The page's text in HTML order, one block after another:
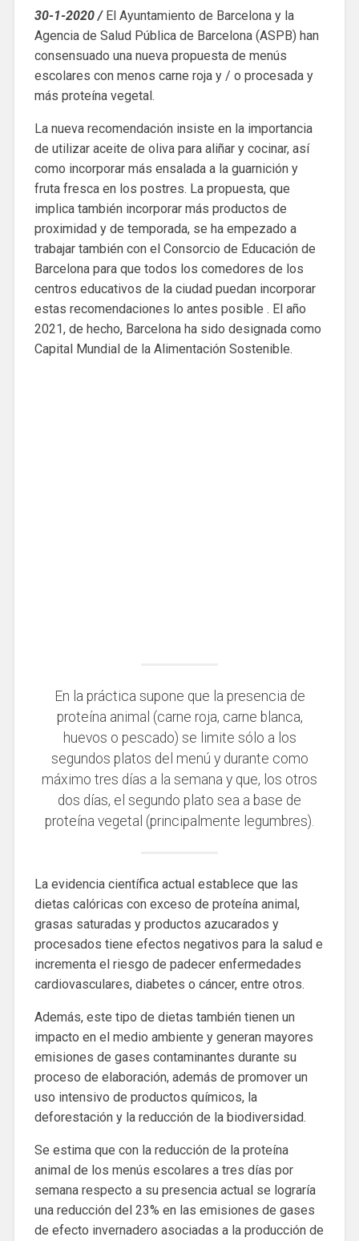
30-1-2020 /El Ayuntamiento de Barcelona y la
Agencia de Salud Pública de Barcelona (ASPB) han
consensuado una nueva propuesta de menús
escolares con menos carne roja y / o procesada y
más proteína vegetal.
La nueva recomendación insiste en la importancia
de utilizar aceite de oliva para aliñar y cocinar, así
como incorporar más ensalada a la guarnición y
fruta fresca en los postres. La propuesta, que
implica también incorporar más productos de
proximidad y de temporada, se ha empezado a
trabajar también con el Consorcio de Educación de
Barcelona para que todos los comedores de los
centros educativos de la ciudad puedan incorporar
estas recomendaciones lo antes posible . El año
2021, de hecho, Barcelona ha sido designada como
Capital Mundial de la Alimentación Sostenible.
En la práctica supone que la presencia de
proteína animal (carne roja, carne blanca,
huevos o pescado) se limite sólo a los
segundos platos del menú y durante como
máximo tres días a la semana y que, los otros
dos días, el segundo plato sea ​​a base de
proteína vegetal (principalmente legumbres).
La evidencia científica actual establece que las
dietas calóricas con exceso de proteína animal,
grasas saturadas y productos azucarados y
procesados ​​tiene efectos negativos para la salud e
incrementa el riesgo de padecer enfermedades
cardiovasculares, diabetes o cáncer, entre otros.
Además, este tipo de dietas también tienen un
impacto en el medio ambiente y generan mayores
emisiones de gases contaminantes durante su
proceso de elaboración, además de promover un
uso intensivo de productos químicos, la
deforestación y la reducción de la biodiversidad.
Se estima que con la reducción de la proteína
animal de los menús escolares a tres días por
semana respecto a su presencia actual se lograría
una reducción del 23% en las emisiones de gases
de efecto invernadero asociadas a la producción de